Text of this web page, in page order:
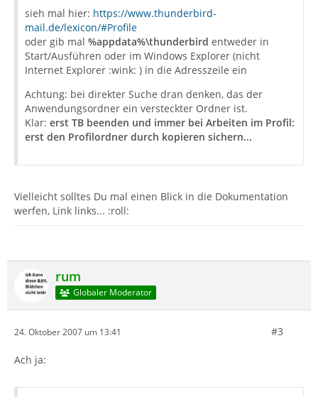
sieh mal hier: https://www.thunderbird-
mail.de/lexicon/#Profile
oder gib mal %appdata%\thunderbird entweder in
Start/Ausführen oder im Windows Explorer (nicht
Internet Explorer :wink: ) in die Adresszeile ein
Achtung: bei direkter Suche dran denken, das der
Anwendungsordner ein versteckter Ordner ist.
Klar: erst TB beenden und immer bei Arbeiten im Profil:
erst den Profilordner durch kopieren sichern...
Vielleicht solltes Du mal einen Blick in die Dokumentation
werfen, Link links... :roll:
rum
Globaler Moderator
24. Oktober 2007 um 13:41 #3
Ach ja: